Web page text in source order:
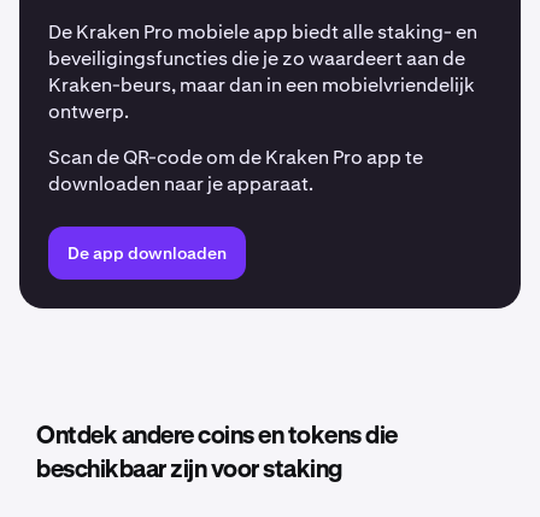
De Kraken Pro mobiele app biedt alle staking- en
beveiligingsfuncties die je zo waardeert aan de
Kraken-beurs, maar dan in een mobielvriendelijk
ontwerp.
Scan de QR-code om de Kraken Pro app te
downloaden naar je apparaat.
De app downloaden
Ontdek andere coins en tokens die
beschikbaar zijn voor staking